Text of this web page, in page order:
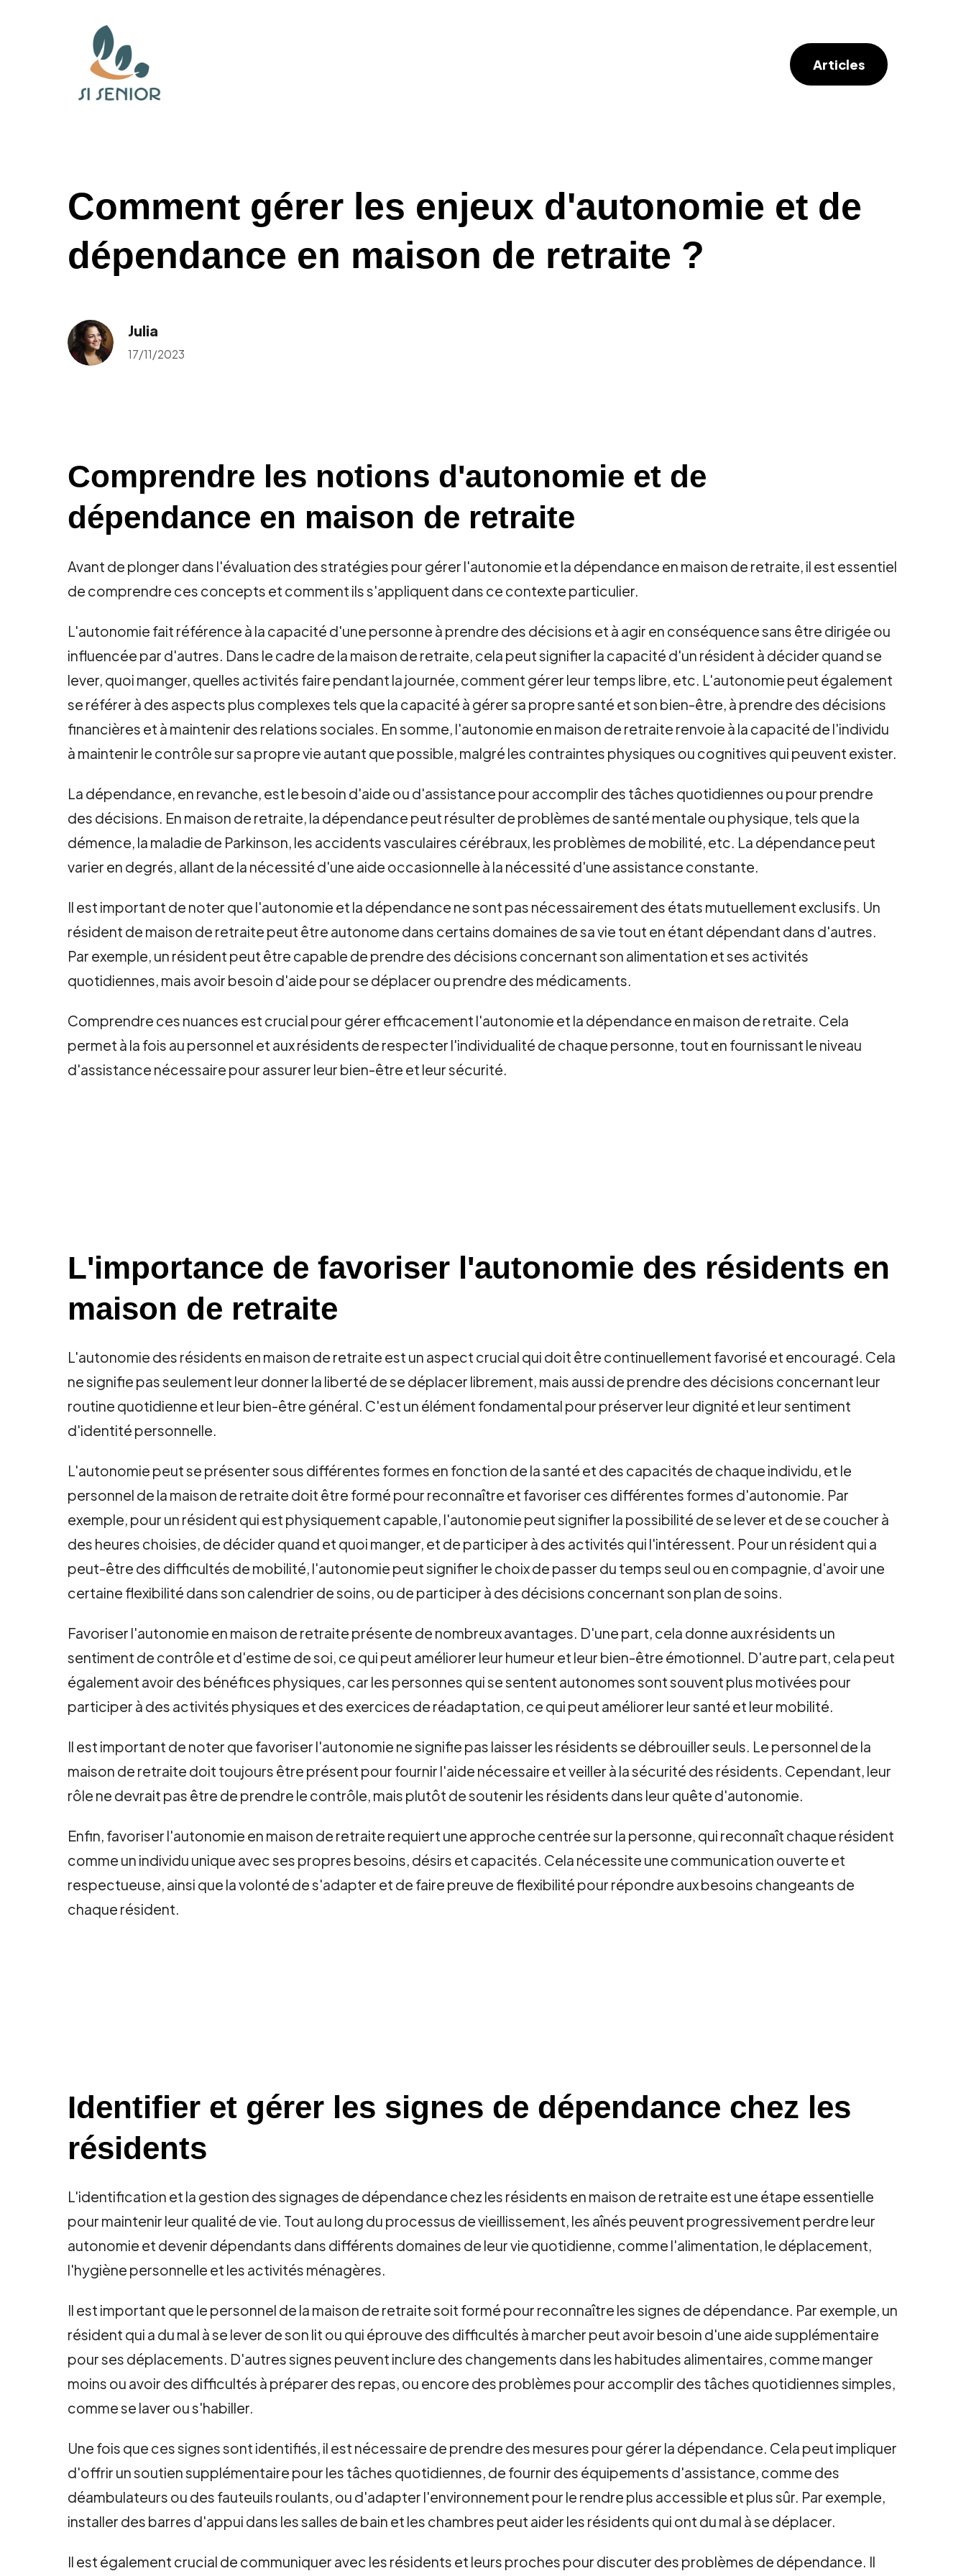
Articles
Comment gérer les enjeux d'autonomie et de
dépendance en maison de retraite ?
Julia
17/11/2023
Comprendre les notions d'autonomie et de
dépendance en maison de retraite
Avant de plonger dans l'évaluation des stratégies pour gérer l'autonomie et la dépendance en maison de retraite, il est essentiel
de comprendre ces concepts et comment ils s'appliquent dans ce contexte particulier.
L'autonomie fait référence à la capacité d'une personne à prendre des décisions et à agir en conséquence sans être dirigée ou
influencée par d'autres. Dans le cadre de la maison de retraite, cela peut signifier la capacité d'un résident à décider quand se
lever, quoi manger, quelles activités faire pendant la journée, comment gérer leur temps libre, etc. L'autonomie peut également
se référer à des aspects plus complexes tels que la capacité à gérer sa propre santé et son bien-être, à prendre des décisions
financières et à maintenir des relations sociales. En somme, l'autonomie en maison de retraite renvoie à la capacité de l'individu
à maintenir le contrôle sur sa propre vie autant que possible, malgré les contraintes physiques ou cognitives qui peuvent exister.
La dépendance, en revanche, est le besoin d'aide ou d'assistance pour accomplir des tâches quotidiennes ou pour prendre
des décisions. En maison de retraite, la dépendance peut résulter de problèmes de santé mentale ou physique, tels que la
démence, la maladie de Parkinson, les accidents vasculaires cérébraux, les problèmes de mobilité, etc. La dépendance peut
varier en degrés, allant de la nécessité d'une aide occasionnelle à la nécessité d'une assistance constante.
Il est important de noter que l'autonomie et la dépendance ne sont pas nécessairement des états mutuellement exclusifs. Un
résident de maison de retraite peut être autonome dans certains domaines de sa vie tout en étant dépendant dans d'autres.
Par exemple, un résident peut être capable de prendre des décisions concernant son alimentation et ses activités
quotidiennes, mais avoir besoin d'aide pour se déplacer ou prendre des médicaments.
Comprendre ces nuances est crucial pour gérer efficacement l'autonomie et la dépendance en maison de retraite. Cela
permet à la fois au personnel et aux résidents de respecter l'individualité de chaque personne, tout en fournissant le niveau
d'assistance nécessaire pour assurer leur bien-être et leur sécurité.
L'importance de favoriser l'autonomie des résidents en
maison de retraite
L'autonomie des résidents en maison de retraite est un aspect crucial qui doit être continuellement favorisé et encouragé. Cela
ne signifie pas seulement leur donner la liberté de se déplacer librement, mais aussi de prendre des décisions concernant leur
routine quotidienne et leur bien-être général. C'est un élément fondamental pour préserver leur dignité et leur sentiment
d'identité personnelle.
L'autonomie peut se présenter sous différentes formes en fonction de la santé et des capacités de chaque individu, et le
personnel de la maison de retraite doit être formé pour reconnaître et favoriser ces différentes formes d'autonomie. Par
exemple, pour un résident qui est physiquement capable, l'autonomie peut signifier la possibilité de se lever et de se coucher à
des heures choisies, de décider quand et quoi manger, et de participer à des activités qui l'intéressent. Pour un résident qui a
peut-être des difficultés de mobilité, l'autonomie peut signifier le choix de passer du temps seul ou en compagnie, d'avoir une
certaine flexibilité dans son calendrier de soins, ou de participer à des décisions concernant son plan de soins.
Favoriser l'autonomie en maison de retraite présente de nombreux avantages. D'une part, cela donne aux résidents un
sentiment de contrôle et d'estime de soi, ce qui peut améliorer leur humeur et leur bien-être émotionnel. D'autre part, cela peut
également avoir des bénéfices physiques, car les personnes qui se sentent autonomes sont souvent plus motivées pour
participer à des activités physiques et des exercices de réadaptation, ce qui peut améliorer leur santé et leur mobilité.
Il est important de noter que favoriser l'autonomie ne signifie pas laisser les résidents se débrouiller seuls. Le personnel de la
maison de retraite doit toujours être présent pour fournir l'aide nécessaire et veiller à la sécurité des résidents. Cependant, leur
rôle ne devrait pas être de prendre le contrôle, mais plutôt de soutenir les résidents dans leur quête d'autonomie.
Enfin, favoriser l'autonomie en maison de retraite requiert une approche centrée sur la personne, qui reconnaît chaque résident
comme un individu unique avec ses propres besoins, désirs et capacités. Cela nécessite une communication ouverte et
respectueuse, ainsi que la volonté de s'adapter et de faire preuve de flexibilité pour répondre aux besoins changeants de
chaque résident.
Identifier et gérer les signes de dépendance chez les
résidents
L'identification et la gestion des signages de dépendance chez les résidents en maison de retraite est une étape essentielle
pour maintenir leur qualité de vie. Tout au long du processus de vieillissement, les aînés peuvent progressivement perdre leur
autonomie et devenir dépendants dans différents domaines de leur vie quotidienne, comme l'alimentation, le déplacement,
l'hygiène personnelle et les activités ménagères.
Il est important que le personnel de la maison de retraite soit formé pour reconnaître les signes de dépendance. Par exemple, un
résident qui a du mal à se lever de son lit ou qui éprouve des difficultés à marcher peut avoir besoin d'une aide supplémentaire
pour ses déplacements. D'autres signes peuvent inclure des changements dans les habitudes alimentaires, comme manger
moins ou avoir des difficultés à préparer des repas, ou encore des problèmes pour accomplir des tâches quotidiennes simples,
comme se laver ou s'habiller.
Une fois que ces signes sont identifiés, il est nécessaire de prendre des mesures pour gérer la dépendance. Cela peut impliquer
d'offrir un soutien supplémentaire pour les tâches quotidiennes, de fournir des équipements d'assistance, comme des
déambulateurs ou des fauteuils roulants, ou d'adapter l'environnement pour le rendre plus accessible et plus sûr. Par exemple,
installer des barres d'appui dans les salles de bain et les chambres peut aider les résidents qui ont du mal à se déplacer.
Il est également crucial de communiquer avec les résidents et leurs proches pour discuter des problèmes de dépendance. Il